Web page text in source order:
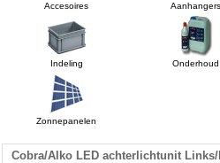
Accesoires Aanhangers
Indeling Onderhoud
Zonnepanelen
Cobra/Alko LED achterlichtunit Links/